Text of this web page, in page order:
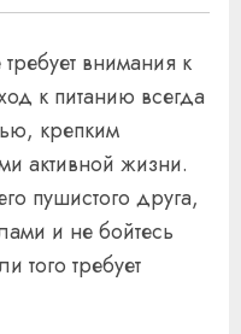
внимания к
к питанию всегда
крепким
активной жизни.
пушистого друга,
и не бойтесь
того требует